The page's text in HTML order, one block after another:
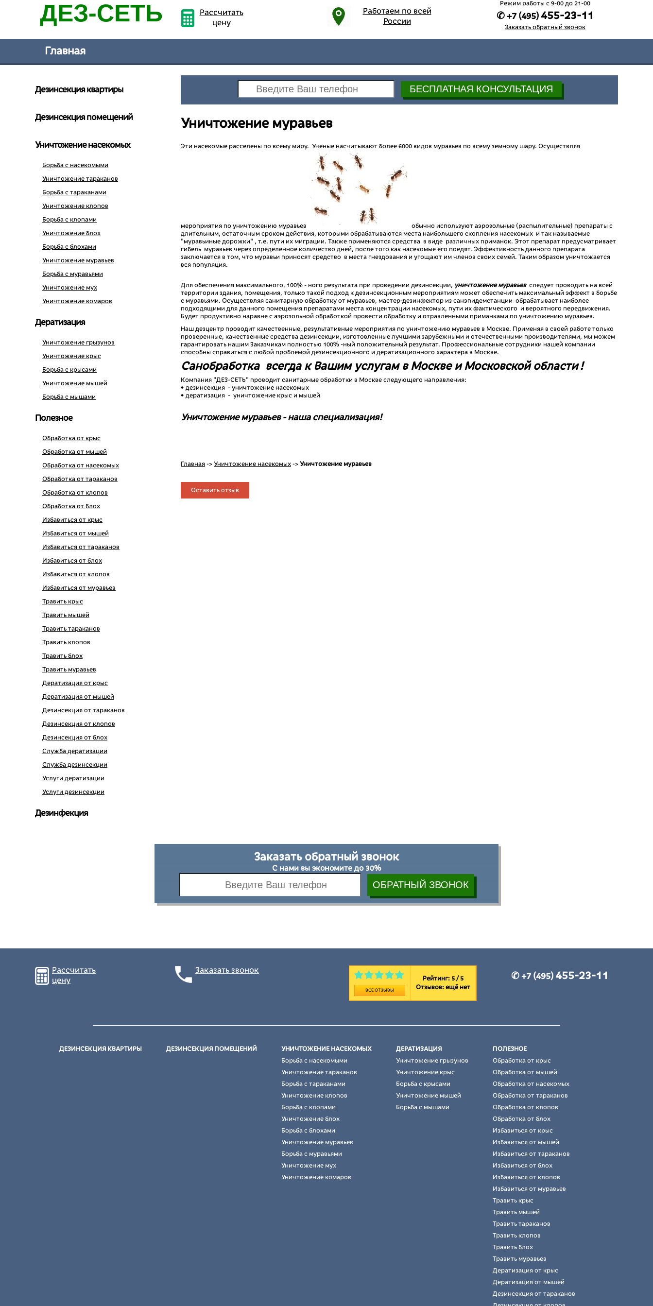
ДЕЗ-СЕТЬ
Рассчитать
цену
Работаем по всей
России
Режим работы c 9-00 до 21-00
✆ +7 (495) 455-23-11
Заказать обратный звонок
Главная
Дезинсекция квартиры
Дезинсекция помещений
Уничтожение насекомых
Борьба с насекомыми
Уничтожение тараканов
Борьба с тараканами
Уничтожение клопов
Борьба с клопами
Уничтожение блох
Борьба с блохами
Уничтожение муравьев
Борьба с муравьями
Уничтожение мух
Уничтожение комаров
Дератизация
Уничтожение грызунов
Уничтожение крыс
Борьба с крысами
Уничтожение мышей
Борьба с мышами
Полезное
Обработка от крыс
Обработка от мышей
Обработка от насекомых
Обработка от тараканов
Обработка от клопов
Обработка от блох
Избавиться от крыс
Избавиться от мышей
Избавиться от тараканов
Избавиться от блох
Избавиться от клопов
Избавиться от муравьев
Травить крыс
Травить мышей
Травить тараканов
Травить клопов
Травить блох
Травить муравьев
Дератизация от крыс
Дератизация от мышей
Дезинсекция от тараканов
Дезинсекция от клопов
Дезинсекция от блох
Служба дератизации
Служба дезинсекции
Услуги дератизации
Услуги дезинсекции
Дезинфекция
Уничтожение муравьев
Эти насекомые расселены по всему миру. Ученые насчитывают более 6000 видов муравьев по всему земному шару. Осуществляя
мероприятия по уничтожению муравьев
обычно используют аэрозольные (распылительные) препараты с
длительным, остаточным сроком действия, которыми обрабатываются места наибольшего скопления насекомых и так называемые
"муравьиные дорожки" , т.е. пути их миграции. Также применяются средства в виде различных приманок. Этот препарат предусматривает
гибель муравьев через определенное количество дней, после того как насекомые его поедят. Эффективность данного препарата
заключается в том, что муравьи приносят средство в места гнездования и угощают им членов своих семей. Таким образом уничтожается
вся популяция.
Для обеспечения максимального, 100% - ного результата при проведении дезинсекции, уничтожениемуравьев следует проводить на всей
территории здания, помещения, только такой подход к дезинсекционным мероприятиям может обеспечить максимальный эффект в борьбе
с муравьями. Осуществляя санитарную обработку от муравьев, мастер-дезинфектор из санэпидемстанции обрабатывает наиболее
подходящими для данного помещения препаратами места концентрации насекомых, пути их фактического и вероятного передвижения.
Будет продуктивно наравне с аэрозольной обработкой провести обработку и отравленными приманками по уничтожению муравьев.
Наш дезцентр проводит качественные, результативные мероприятия по уничтожению муравьев в Москве. Применяя в своей работе только
проверенные, качественные средства дезинсекции, изготовленные лучшими зарубежными и отечественными производителями, мы можем
гарантировать нашим Заказчикам полностью 100% -ный положительный результат. Профессиональные сотрудники нашей компании
способны справиться с любой проблемой дезинсекционного и дератизационного характера в Москве.
Санобработка всегда к Вашим услугам в Москве и Mосковской области !
Компания "ДЕЗ-СЕТЬ" проводит санитарные обработки в Москве следующего направления:
• дезинсекция - уничтожение насекомых
• дератизация - уничтожение крыс и мышей
Уничтожение муравьев - наша специализация!
Главная -> Уничтожение насекомых -> Уничтожение муравьев
Оставить отзыв
Заказать обратный звонок
С нами вы экономите до 30%
Рассчитать
цену
Заказать звонок
ВСЕ ОТЗЫВЫ
Рейтинг: 5 / 5
Отзывов: ещё нет
✆ +7 (495) 455-23-11
ДЕЗИНСЕКЦИЯ КВАРТИРЫ ДЕЗИНСЕКЦИЯ ПОМЕЩЕНИЙ
УНИЧТОЖЕНИЕ НАСЕКОМЫХ
Борьба с насекомыми
Уничтожение тараканов
Борьба с тараканами
Уничтожение клопов
Борьба с клопами
Уничтожение блох
Борьба с блохами
Уничтожение муравьев
Борьба с муравьями
Уничтожение мух
Уничтожение комаров
ДЕРАТИЗАЦИЯ
Уничтожение грызунов
Уничтожение крыс
Борьба с крысами
Уничтожение мышей
Борьба с мышами
ПОЛЕЗНОЕ
Обработка от крыс
Обработка от мышей
Обработка от насекомых
Обработка от тараканов
Обработка от клопов
Обработка от блох
Избавиться от крыс
Избавиться от мышей
Избавиться от тараканов
Избавиться от блох
Избавиться от клопов
Избавиться от муравьев
Травить крыс
Травить мышей
Травить тараканов
Травить клопов
Травить блох
Травить муравьев
Дератизация от крыс
Дератизация от мышей
Дезинсекция от тараканов